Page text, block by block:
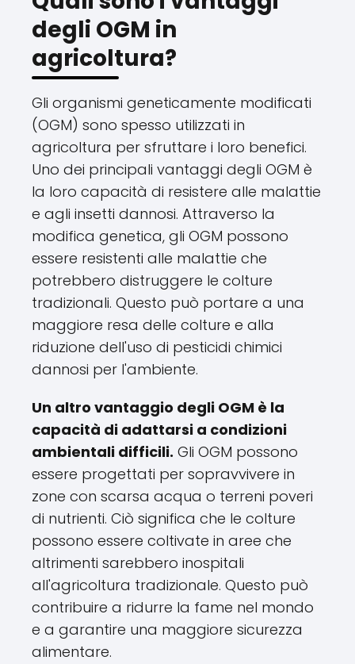
degli OGM in
agricoltura?
Gli organismi geneticamente modificati
(OGM) sono spesso utilizzati in
agricoltura per sfruttare i loro benefici.
Uno dei principali vantaggi degli OGM è
la loro capacità di resistere alle malattie
e agli insetti dannosi. Attraverso la
modifica genetica, gli OGM possono
essere resistenti alle malattie che
potrebbero distruggere le colture
tradizionali. Questo può portare a una
maggiore resa delle colture e alla
riduzione dell'uso di pesticidi chimici
dannosi per l'ambiente.
Un altro vantaggio degli OGM è la
capacità di adattarsi a condizioni
ambientali difficili. Gli OGM possono
essere progettati per sopravvivere in
zone con scarsa acqua o terreni poveri
di nutrienti. Ciò significa che le colture
possono essere coltivate in aree che
altrimenti sarebbero inospitali
all'agricoltura tradizionale. Questo può
contribuire a ridurre la fame nel mondo
e a garantire una maggiore sicurezza
alimentare.